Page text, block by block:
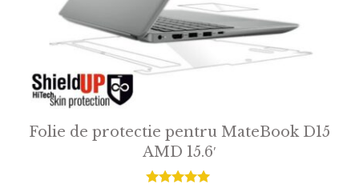
Folie de protectie pentru MateBook D15
AMD 15.6′